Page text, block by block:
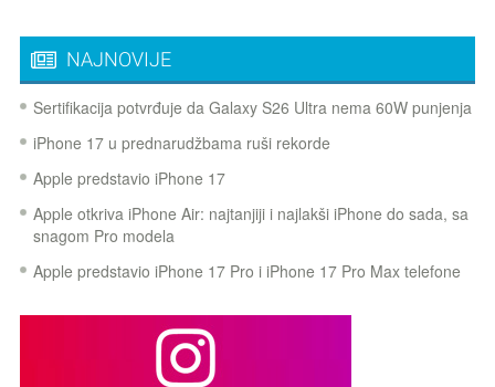
NAJNOVIJE
Sertifikacija potvrđuje da Galaxy S26 Ultra nema 60W punjenja
iPhone 17 u prednarudžbama ruši rekorde
Apple predstavio iPhone 17
Apple otkriva iPhone Air: najtanjiji i najlakši iPhone do sada, sa
snagom Pro modela
Apple predstavio iPhone 17 Pro i iPhone 17 Pro Max telefone